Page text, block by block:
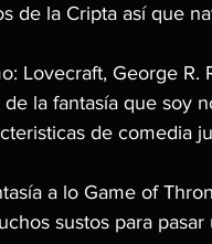
de la Cripta así que
Lovecraft, George R.
la fantasía que soy
de comedia
a lo Game of
sustos para pasar